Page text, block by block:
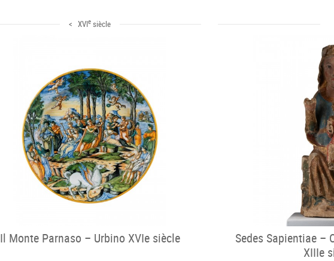
< XVIe siècle
Il Monte Parnaso – Urbino XVIe siècle
Sedes Sapientiae –
XIIIe